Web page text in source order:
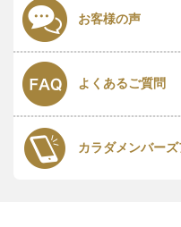
お客様の声
よくあるご質問
カラダメンバーズ